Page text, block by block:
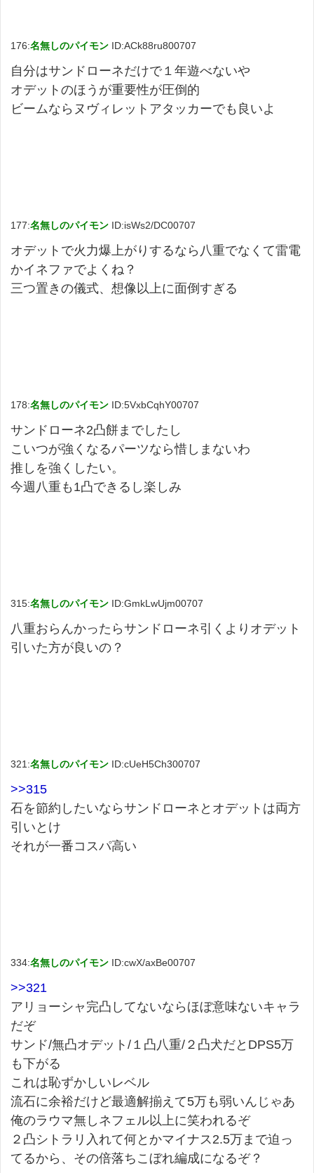
176:名無しのパイモン ID:ACk88ru800707
自分はサンドローネだけで１年遊べないや
オデットのほうが重要性が圧倒的
ビームならヌヴィレットアタッカーでも良いよ
177:名無しのパイモン ID:isWs2/DC00707
オデットで火力爆上がりするなら八重でなくて雷電
かイネファでよくね？
三つ置きの儀式、想像以上に面倒すぎる
178:名無しのパイモン ID:5VxbCqhY00707
サンドローネ2凸餅までしたし
こいつが強くなるパーツなら惜しまないわ
推しを強くしたい。
今週八重も1凸できるし楽しみ
315:名無しのパイモン ID:GmkLwUjm00707
八重おらんかったらサンドローネ引くよりオデット
引いた方が良いの？
321:名無しのパイモン ID:cUeH5Ch300707
>>315
石を節約したいならサンドローネとオデットは両方
引いとけ
それが一番コスパ高い
334:名無しのパイモン ID:cwX/axBe00707
>>321
アリョーシャ完凸してないならほぼ意味ないキャラ
だぞ
サンド/無凸オデット/１凸八重/２凸犬だとDPS5万
も下がる
これは恥ずかしいレベル
流石に余裕だけど最適解揃えて5万も弱いんじゃあ
俺のラウマ無しネフェル以上に笑われるぞ
２凸シトラリ入れて何とかマイナス2.5万まで迫っ
てるから、その倍落ちこぼれ編成になるぞ？